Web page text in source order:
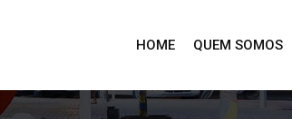
HOME QUEM SOMOS